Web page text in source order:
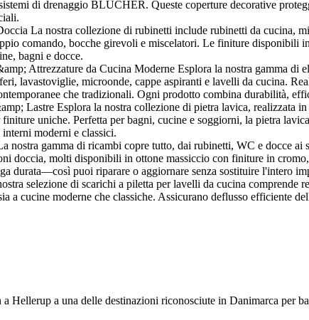
di drenaggio BLÜCHER. Queste coperture decorative
La nostra collezione di rubinetti include rubinetti da cucina,
comando, bocche girevoli e miscelatori. Le finiture disponibili
bagni e docce.
Attrezzature da Cucina Moderne Esplora la nostra gamma di
lavastoviglie, microonde, cappe aspiranti e lavelli da cucina.
che tradizionali. Ogni prodotto combina durabilità,
Lastre Esplora la nostra collezione di pietra lavica, realizzata
uniche. Perfetta per bagni, cucine e soggiorni, la pietra
moderni e classici.
nostra gamma di ricambi copre tutto, dai rubinetti, WC e docce ai
doccia, molti disponibili in ottone massiccio con finiture in
durata—così puoi riparare o aggiornare senza sostituire l'intero
selezione di scarichi a piletta per lavelli da cucina
a cucine moderne che classiche. Assicurano deflusso efficiente
Hellerup a una delle destinazioni riconosciute in Danimarca per